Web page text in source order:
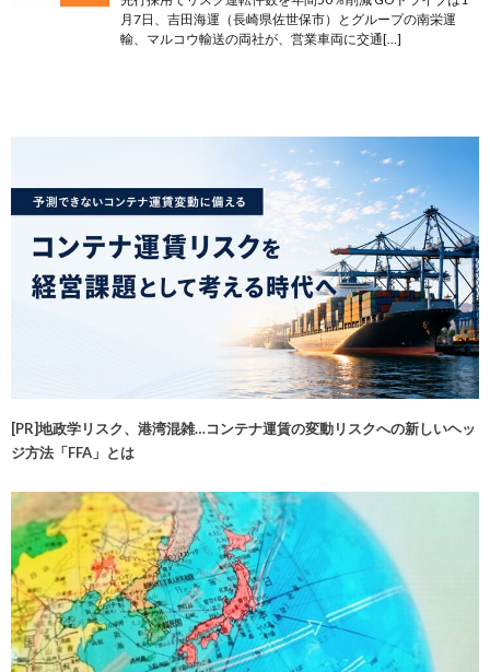
月7日、吉田海運（長崎県佐世保市）とグループの南栄運
輸、マルコウ輸送の両社が、営業車両に交通[…]
[PR]地政学リスク、港湾混雑…コンテナ運賃の変動リスクへの新しいヘッ
ジ方法「FFA」とは